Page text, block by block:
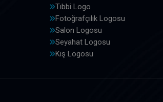
Tıbbi Logo
Fotoğrafçılık Logosu
Salon Logosu
Seyahat Logosu
Kış Logosu